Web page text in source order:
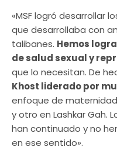
«MSF logró desarrollar
que desarrollaba con
talibanes. Hemos
de salud sexual y
que lo necesitan. De
Khost liderado por
enfoque de
y otro en Lashkar Gah.
han continuado y no
en ese sentido».